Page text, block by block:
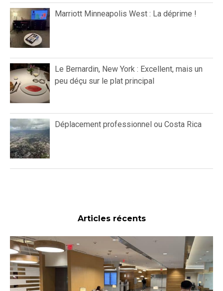
Marriott Minneapolis West : La déprime !
Le Bernardin, New York : Excellent, mais un
peu déçu sur le plat principal
Déplacement professionnel ou Costa Rica
Articles récents